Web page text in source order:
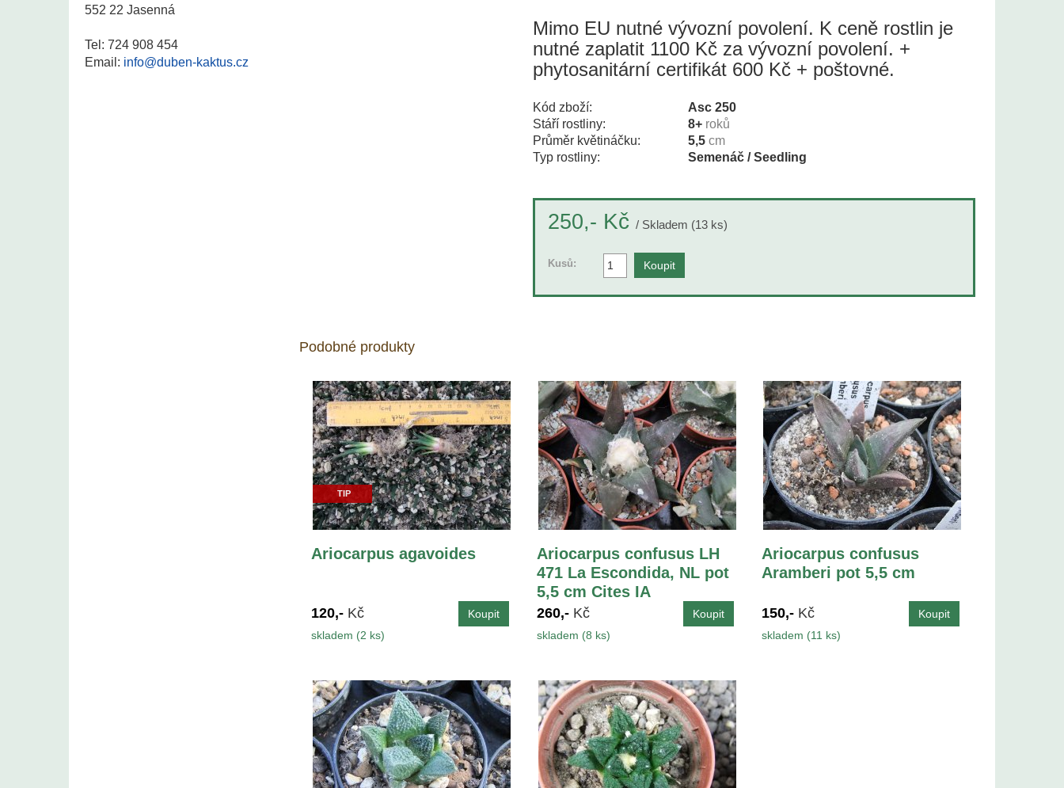
552 22 Jasenná
Tel: 724 908 454
Email: info@duben-kaktus.cz
Mimo EU nutné vývozní povolení. K ceně rostlin je
nutné zaplatit 1100 Kč za vývozní povolení. +
phytosanitární certifikát 600 Kč + poštovné.
Kód zboží:
Asc 250
Stáří rostliny:
8+ roků
Průměr květináčku:
5,5 cm
Typ rostliny:
Semenáč / Seedling
250,- Kč / Skladem (13 ks)
Kusů:
Podobné produkty
TIP
Ariocarpus agavoides
120,- Kč
skladem (2 ks)
Ariocarpus confusus LH
471 La Escondida, NL pot
5,5 cm Cites IA
260,- Kč
skladem (8 ks)
Ariocarpus confusus
Aramberi pot 5,5 cm
150,- Kč
skladem (11 ks)